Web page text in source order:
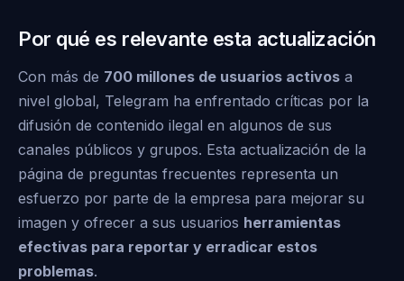
Por qué es relevante esta actualización
Con más de 700 millones de usuarios activos a
nivel global, Telegram ha enfrentado críticas por la
difusión de contenido ilegal en algunos de sus
canales públicos y grupos. Esta actualización de la
página de preguntas frecuentes representa un
esfuerzo por parte de la empresa para mejorar su
imagen y ofrecer a sus usuarios herramientas
efectivas para reportar y erradicar estos
problemas.